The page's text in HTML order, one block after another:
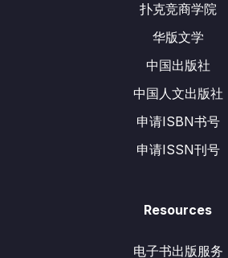
扑克竞商学院
华版文学
中国出版社
中国人文出版社
申请ISBN书号
申请ISSN刊号
Resources
电子书出版服务